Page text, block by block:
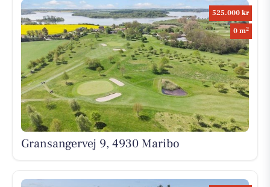
525.000 kr
0 m2
Gransangervej 9, 4930 Maribo